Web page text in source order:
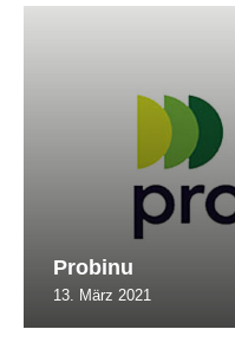
Probinu
13. März 2021